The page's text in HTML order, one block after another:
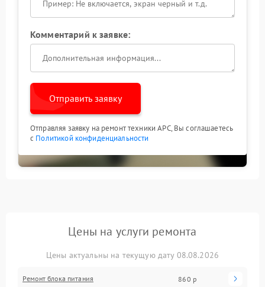
Комментарий к заявке:
Отправить заявку
Отправляя заявку на ремонт техники APC, Вы соглашаетесь
с Политикой конфиденциальности
Цены на услуги ремонта
Цены актуальны на текущую дату 08.08.2026
Ремонт блока питания 860 р